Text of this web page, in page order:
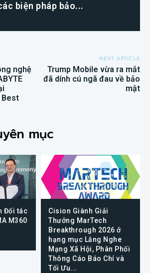
biện pháp bảo...
nghệ
Best
NEXT ARTICLE
Trump Mobile vừa ra mắt
đã dính cú ngã đau về bảo
mật
mục
Đối tác
M360
Cision Giành Giải
Thưởng MarTech
Breakthrough 2026 ở
hạng mục Lắng Nghe
Mạng Xã Hội, Phân Phối
Thông Cáo Báo Chí và
Tối Ưu...